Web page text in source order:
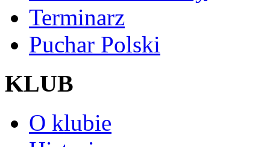
Terminarz
Puchar Polski
KLUB
O klubie